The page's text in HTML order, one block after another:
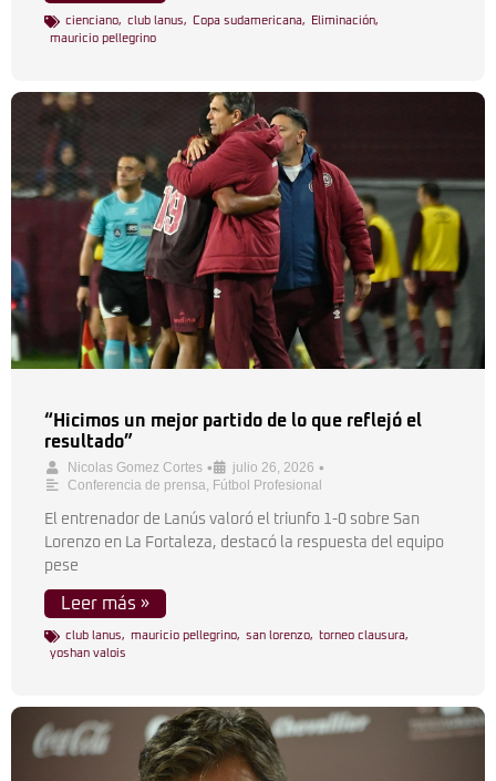
cienciano, club lanus, Copa sudamericana, Eliminación,
mauricio pellegrino
“Hicimos un mejor partido de lo que reflejó el
resultado”
Nicolas Gomez Cortes • julio 26, 2026 •
Conferencia de prensa, Fútbol Profesional
El entrenador de Lanús valoró el triunfo 1-0 sobre San
Lorenzo en La Fortaleza, destacó la respuesta del equipo
pese
Leer más »
club lanus, mauricio pellegrino, san lorenzo, torneo clausura,
yoshan valois